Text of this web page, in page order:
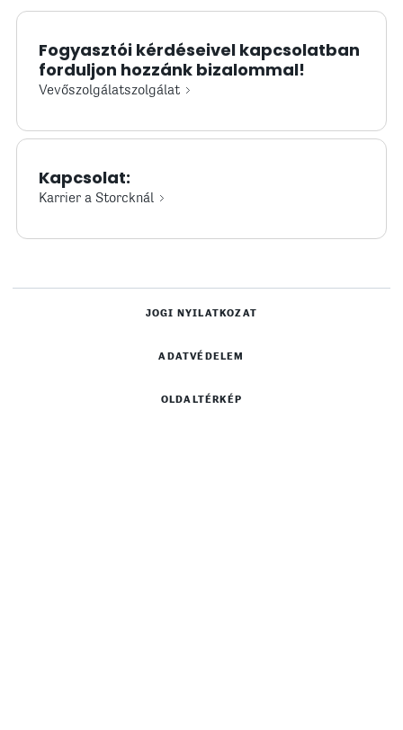
Fogyasztói kérdéseivel kapcsolatban
forduljon hozzánk bizalommal!
Vevőszolgálatszolgálat
Kapcsolat:
Karrier a Storcknál
JOGI NYILATKOZAT
ADATVÉDELEM
OLDALTÉRKÉP